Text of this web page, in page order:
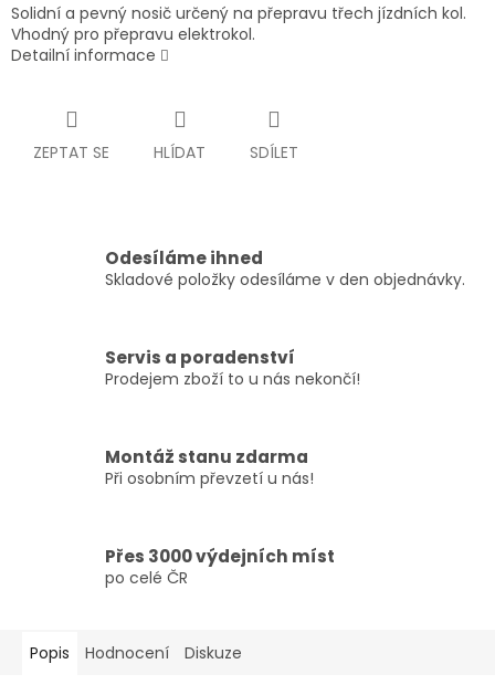
Solidní a pevný nosič určený na přepravu třech jízdních kol.
Vhodný pro přepravu elektrokol.
Detailní informace
ZEPTAT SE HLÍDAT SDÍLET
Odesíláme ihned
Skladové položky odesíláme v den objednávky.
Servis a poradenství
Prodejem zboží to u nás nekončí!
Montáž stanu zdarma
Při osobním převzetí u nás!
Přes 3000 výdejních míst
po celé ČR
Popis Hodnocení Diskuze